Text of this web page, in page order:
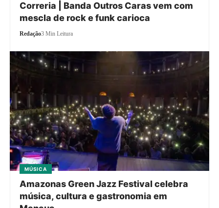
Correria | Banda Outros Caras vem com
mescla de rock e funk carioca
Redação3 Min Leitura
MÚSICA
Amazonas Green Jazz Festival celebra
música, cultura e gastronomia em